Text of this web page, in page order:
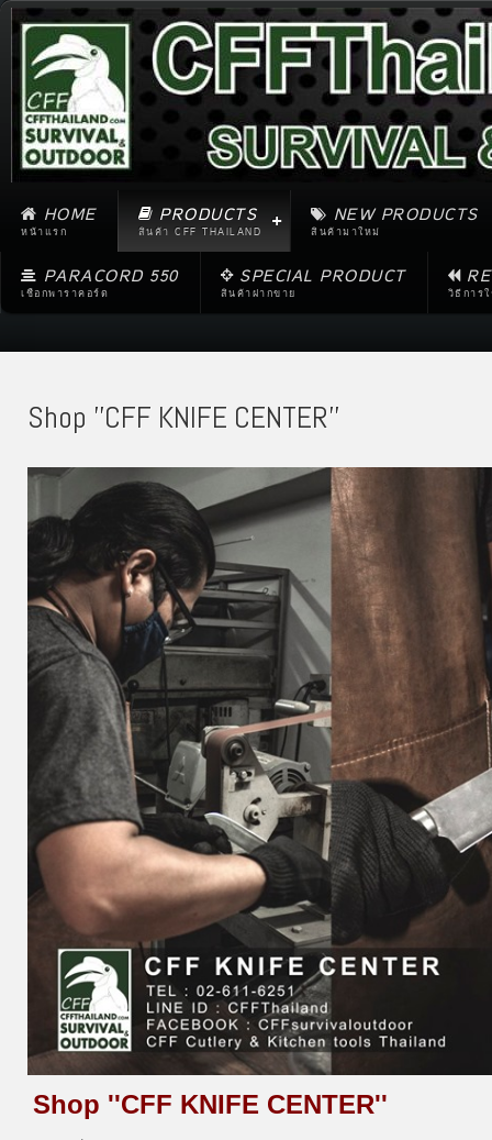
HOME
หน้าแรก
PRODUCTS
สินค้า CFF THAILAND
NEW PRODUCTS
สินค้ามาใหม่
PARACORD 550
เชือกพาราคอร์ด
SPECIAL PRODUCT
สินค้าฝากขาย วิธีการ
Shop ''CFF KNIFE CENTER''
Shop ''CFF KNIFE CENTER''